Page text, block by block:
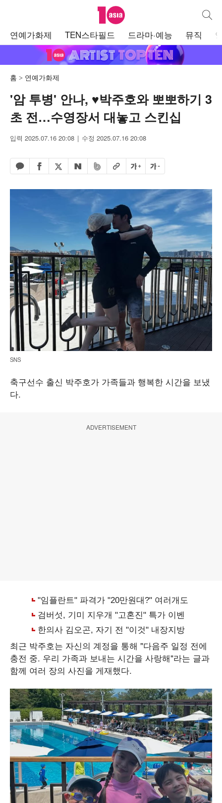
텐아시아 통합
연예가화제 TEN스타필드 드라마·예능 뮤직
홈 연예가화제
'암 투병' 안나, ♥박주호와 뽀뽀하기 3
초 전…수영장서 대놓고 스킨십
입력 2025.07.16 20:08 수정 2025.07.16 20:08
카카오톡 공유하기
페이스북 공유하기
엑스 공유하기
네이버 공유하기
밴드 공유하기
URL복사글자 크게글자 작게
SNS
축구선수 출신 박주호가 가족들과 행복한 시간을 보냈
다.
ADVERTISEMENT
최근 박주호는 자신의 계정을 통해 "다음주 일정 전에
충전 중. 우리 가족과 보내는 시간을 사랑해"라는 글과
함께 여러 장의 사진을 게재했다.